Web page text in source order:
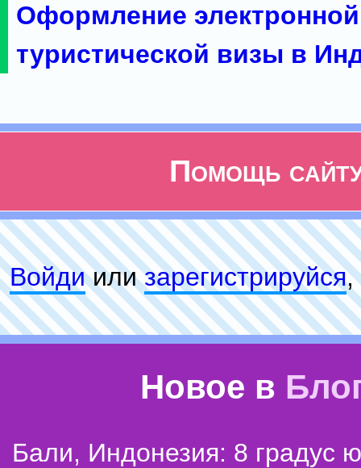
Оформление электронной
туристической визы в
Помощь
Войдиилизарeгиcтpируйся,
Новое в
Бали, Индонезия: 8 градус